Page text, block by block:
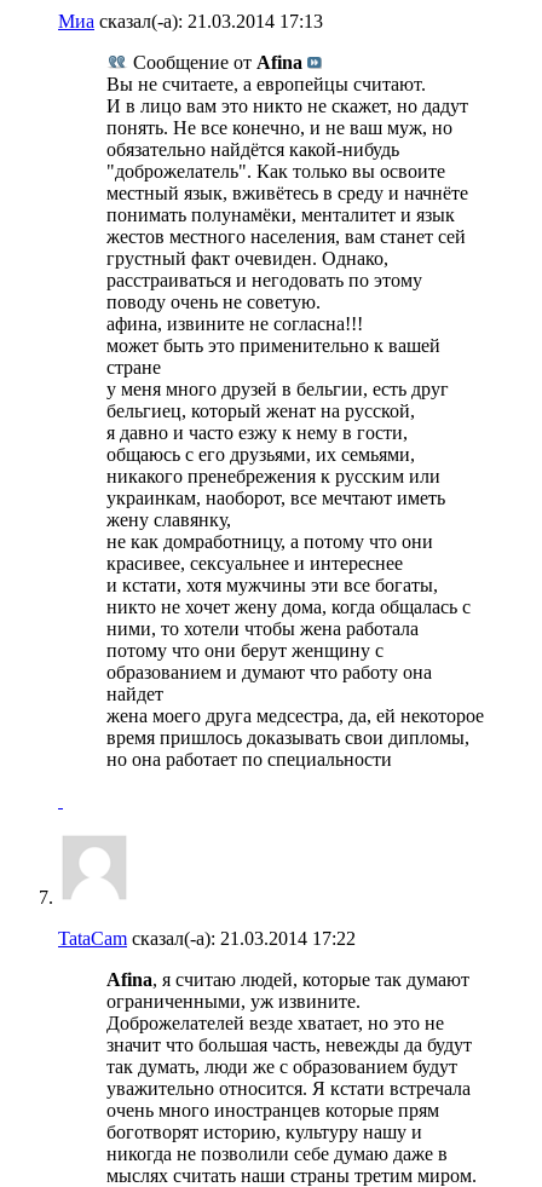
Миа сказал(-а): 21.03.2014 17:13
Сообщение от Afina
Вы не считаете, а европейцы считают.
И в лицо вам это никто не скажет, но дадут
понять. Не все конечно, и не ваш муж, но
обязательно найдётся какой-нибудь
"доброжелатель". Как только вы освоите
местный язык, вживётесь в среду и начнёте
понимать полунамёки, менталитет и язык
жестов местного населения, вам станет сей
грустный факт очевиден. Однако,
расстраиваться и негодовать по этому
поводу очень не советую.
афина, извините не согласна!!!
может быть это применительно к вашей
стране
у меня много друзей в бельгии, есть друг
бельгиец, который женат на русской,
я давно и часто езжу к нему в гости,
общаюсь с его друзьями, их семьями,
никакого пренебрежения к русским или
украинкам, наоборот, все мечтают иметь
жену славянку,
не как домработницу, а потому что они
красивее, сексуальнее и интереснее
и кстати, хотя мужчины эти все богаты,
никто не хочет жену дома, когда общалась с
ними, то хотели чтобы жена работала
потому что они берут женщину с
образованием и думают что работу она
найдет
жена моего друга медсестра, да, ей некоторое
время пришлось доказывать свои дипломы,
но она работает по специальности
TataCam сказал(-а): 21.03.2014 17:22
Afina, я считаю людей, которые так думают
ограниченными, уж извините.
Доброжелателей везде хватает, но это не
значит что большая часть, невежды да будут
так думать, люди же с образованием будут
уважительно относится. Я кстати встречала
очень много иностранцев которые прям
боготворят историю, культуру нашу и
никогда не позволили себе думаю даже в
мыслях считать наши страны третим миром.